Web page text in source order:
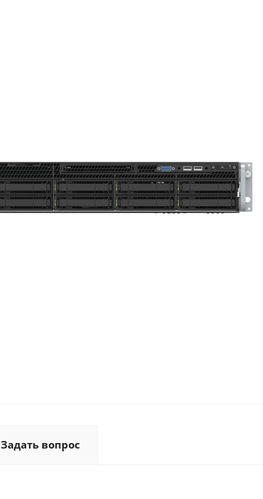
Задать вопрос